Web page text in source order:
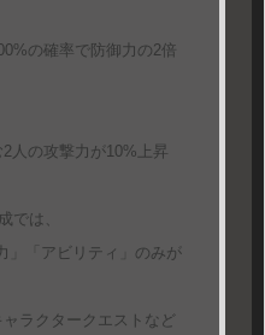
確率で防御力の2倍
攻撃力が10%上昇
では、
「アビリティ」のみが
ラクタークエストなど